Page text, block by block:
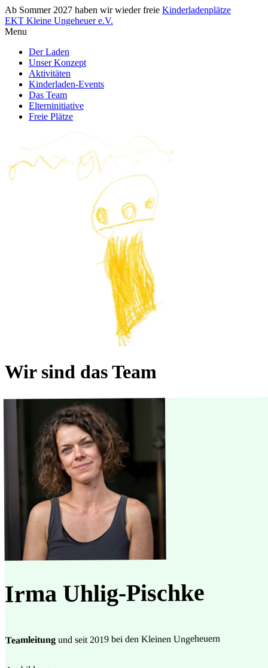
Ab Sommer 2027 haben wir wieder freie Kinderladenplätze
EKT Kleine Ungeheuer e.V.
Menu
Der Laden
Unser Konzept
Aktivitäten
Kinderladen-Events
Das Team
Elterninitiative
Freie Plätze
Wir sind das Team
Irma Uhlig-Pischke
Teamleitungund seit 2019 bei den Kleinen Ungeheuern